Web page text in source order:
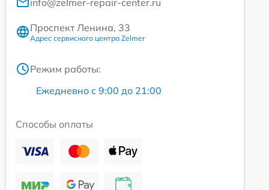
Проспект Ленина, 33
Адрес сервисного центра Zelmer
Режим работы:
Ежедневно с 9:00 до 21:00
Способы оплаты